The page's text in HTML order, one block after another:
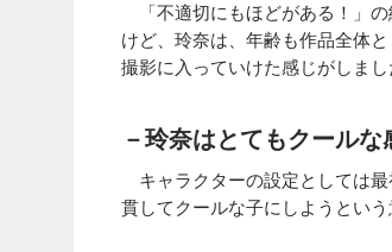
「不適切にもほどがある！」
けど、玲奈は、年齢も作品全体
撮影に入っていけた感じがしまし
－玲奈はとてもクール
キャラクターの設定としては
貫してクールな子にしようとい